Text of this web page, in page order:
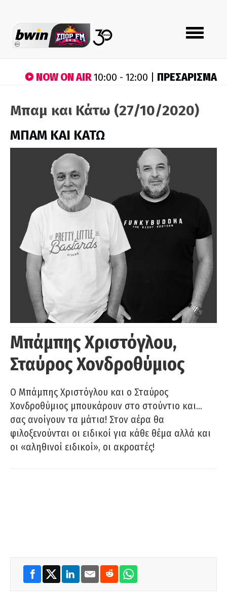
Toggle
navigation
NOW ON AIR10:00 - 12:00 | ΠΡΕΣΑΡΙΣΜΑ
Μπαμ και Κάτω (27/10/2020)
ΜΠΑΜ ΚΑΙ ΚΑΤΩ
Μπάμπης Χριστόγλου,
Σταύρος Χονδροθύμιος
O Μπάμπης Χριστόγλου και ο Σταύρος
Χονδροθύμιος μπουκάρουν στο στούντιο και…
σας ανοίγουν τα μάτια! Στον αέρα θα
φιλοξενούνται οι ειδικοί για κάθε θέμα αλλά και
οι «αληθινοί ειδικοί», οι ακροατές!